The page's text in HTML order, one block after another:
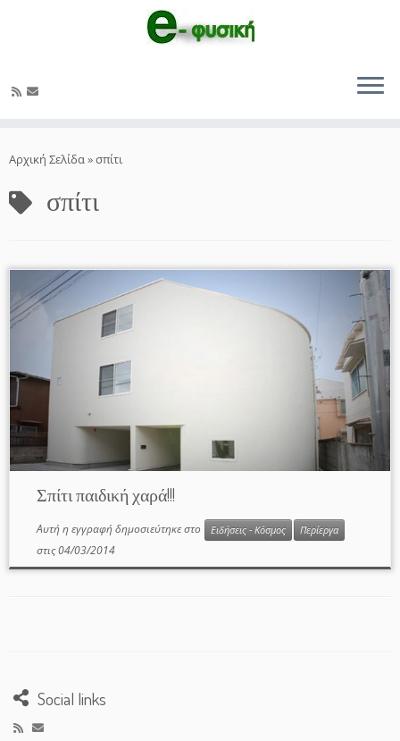
στο
Αρχική Σελίδα»σπίτι
σπίτι
Σπίτι παιδική χαρά!!!
Αυτή η εγγραφή δημοσιεύτηκε στο Ειδήσεις - Κόσμος Περίεργα
στις04/03/2014
Social links